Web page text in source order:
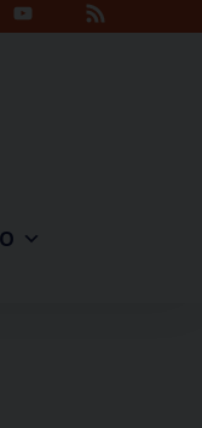
YouTube
Channel